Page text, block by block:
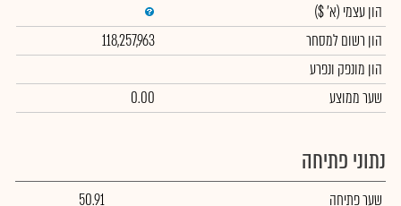
הון עצמי (א' $)
הון רשום למסחר
118,257,963
הון מונפק ונפרע
שער ממוצע
0.00
נתוני פתיחה
שער פתיחה 50.91